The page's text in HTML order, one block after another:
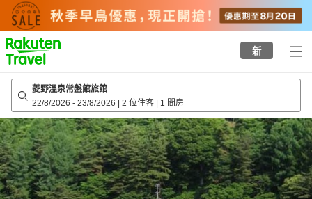
to
top
page
新
菱野溫泉常盤館旅館
22/8/2026 - 23/8/2026 | 2 位住客 | 1 間房